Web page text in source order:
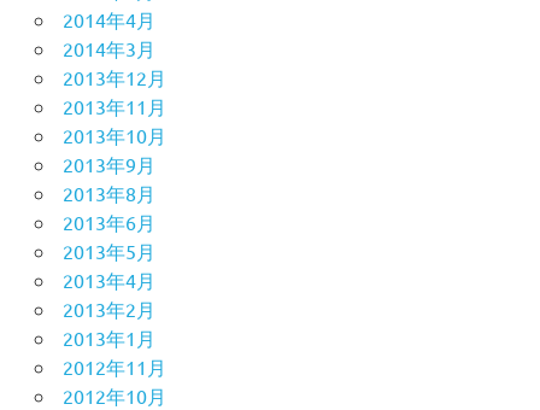
2014年4月
2014年3月
2013年12月
2013年11月
2013年10月
2013年9月
2013年8月
2013年6月
2013年5月
2013年4月
2013年2月
2013年1月
2012年11月
2012年10月